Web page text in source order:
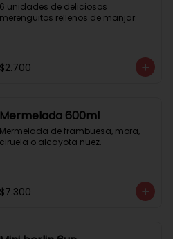
6 unidades de deliciosos
merenguitos rellenos de manjar.
$2.700
Mermelada 600ml
Mermelada de frambuesa, mora,
ciruela o alcayota nuez.
$7.300